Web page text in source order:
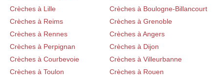
Crèches à Lille
Crèches à Boulogne-Billancourt
Crèches à Reims
Crèches à Grenoble
Crèches à Rennes
Crèches à Angers
Crèches à Perpignan
Crèches à Dijon
Crèches à Courbevoie
Crèches à Villeurbanne
Crèches à Toulon
Crèches à Rouen